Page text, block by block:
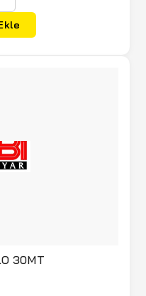
30MT